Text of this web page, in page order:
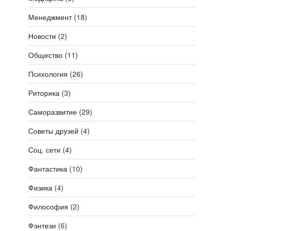
Менеджмент(18)
Новости (2)
Общество(11)
Психология (26)
Риторика (3)
Саморазвитие(29)
Советы друзей (4)
Соц. сети (4)
Фантастика (10)
Физика (4)
Философия (2)
Фэнтези (6)